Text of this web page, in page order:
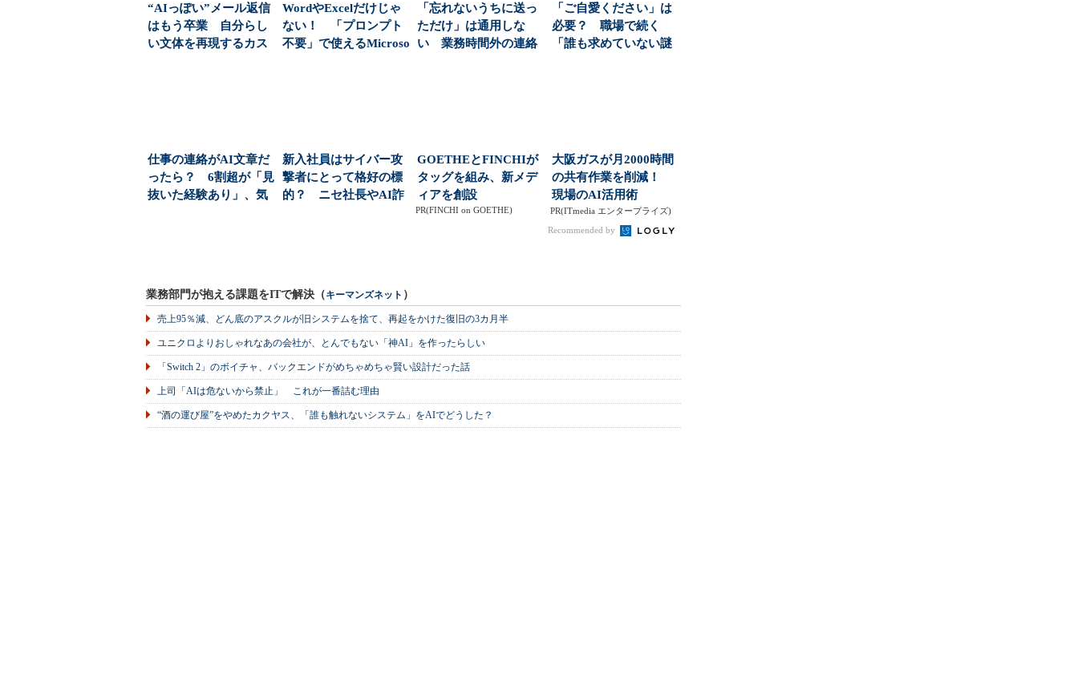
“AIっぽい”メール返信
はもう卒業 自分らし
い文体を再現するカス
WordやExcelだけじゃ
ない！ 「プロンプト
不要」で使えるMicroso
「忘れないうちに送っ
ただけ」は通用しな
い 業務時間外の連絡
「ご自愛ください」は
必要？ 職場で続く
「誰も求めていない謎
仕事の連絡がAI文章だ
ったら？ 6割超が「見
抜いた経験あり」、気
新入社員はサイバー攻
撃者にとって格好の標
的？ ニセ社長やAI詐
GOETHEとFINCHIが
タッグを組み、新メデ
ィアを創設
PR(FINCHI on GOETHE)
大阪ガスが月2000時間
の共有作業を削減！
現場のAI活用術
PR(ITmedia エンタープライズ)
Recommended by
業務部門が抱える課題をITで解決（キーマンズネット ）
売上95％減、どん底のアスクルが旧システムを捨て、再起をかけた復旧の3カ月半
ユニクロよりおしゃれなあの会社が、とんでもない「神AI」を作ったらしい
「Switch 2」のボイチャ、バックエンドがめちゃめちゃ賢い設計だった話
上司「AIは危ないから禁止」 これが一番詰む理由
“酒の運び屋”をやめたカクヤス、「誰も触れないシステム」をAIでどうした？